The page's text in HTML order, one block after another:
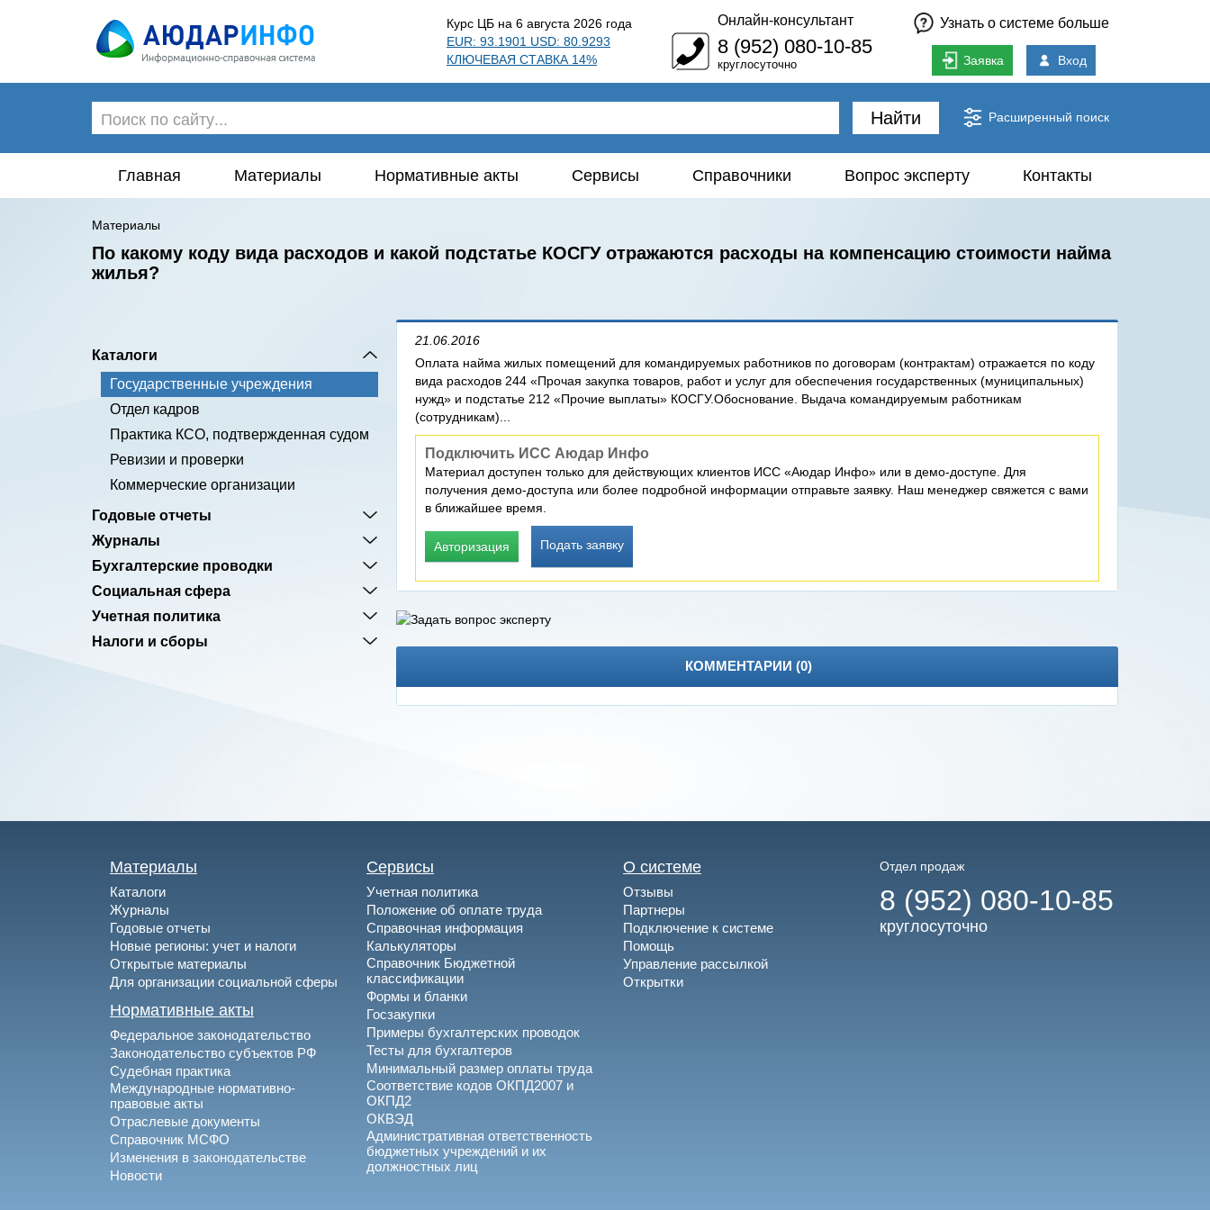
Курс ЦБ на 6 августа 2026 года
EUR: 93.1901 USD: 80.9293
КЛЮЧЕВАЯ СТАВКА 14%
Онлайн-консультант
8 (952) 080-10-85
круглосуточно
Узнать о системе больше
Заявка Вход
Найти Расширенный поиск
Главная Материалы Нормативные акты Сервисы Справочники Вопрос эксперту Контакты
Материалы
По какому коду вида расходов и какой подстатье КОСГУ отражаются расходы на компенсацию стоимости найма
жилья?
Каталоги
Государственные учреждения
Отдел кадров
Практика КСО, подтвержденная судом
Ревизии и проверки
Коммерческие организации
Годовые отчеты
Журналы
Бухгалтерские проводки
Социальная сфера
Учетная политика
Налоги и сборы
21.06.2016
Оплата найма жилых помещений для командируемых работников по договорам (контрактам) отражается по коду
вида расходов 244 «Прочая закупка товаров, работ и услуг для обеспечения государственных (муниципальных)
нужд» и подстатье 212 «Прочие выплаты» КОСГУ.Обоснование. Выдача командируемым работникам
(сотрудникам)...
Подключить ИСС Аюдар Инфо
Материал доступен только для действующих клиентов ИСС «Аюдар Инфо» или в демо-доступе. Для
получения демо-доступа или более подробной информации отправьте заявку. Наш менеджер свяжется с вами
в ближайшее время.
Авторизация Подать заявку
КОММЕНТАРИИ (0)
Материалы
Каталоги
Журналы
Годовые отчеты
Новые регионы: учет и налоги
Открытые материалы
Для организации социальной сферы
Нормативные акты
Федеральное законодательство
Законодательство субъектов РФ
Судебная практика
Международные нормативно-
правовые акты
Отраслевые документы
Справочник МСФО
Изменения в законодательстве
Новости
Сервисы
Учетная политика
Положение об оплате труда
Справочная информация
Калькуляторы
Справочник Бюджетной
классификации
Формы и бланки
Госзакупки
Примеры бухгалтерских проводок
Тесты для бухгалтеров
Минимальный размер оплаты труда
Соответствие кодов ОКПД2007 и
ОКПД2
ОКВЭД
Административная ответственность
бюджетных учреждений и их
должностных лиц
О системе
Отзывы
Партнеры
Подключение к системе
Помощь
Управление рассылкой
Открытки
Отдел продаж
8 (952) 080-10-85
круглосуточно